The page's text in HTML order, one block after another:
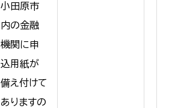
小田原市
内の金融
機関に申
込用紙が
備え付けて
ありますの